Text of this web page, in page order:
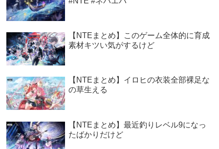
【NTEまとめ】このゲーム全体的に育成
素材キツい気がするけど
【NTEまとめ】イロヒの衣装全部裸足な
の草生える
【NTEまとめ】最近釣りレベル9になっ
たばかりだけど